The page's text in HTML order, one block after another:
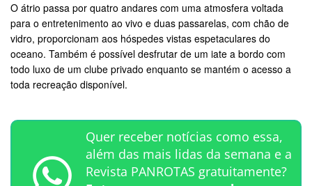
O átrio passa por quatro andares com uma atmosfera voltada
para o entretenimento ao vivo e duas passarelas, com chão de
vidro, proporcionam aos hóspedes vistas espetaculares do
oceano. Também é possível desfrutar de um iate a bordo com
todo luxo de um clube privado enquanto se mantém o acesso a
toda recreação disponível.
Quer receber notícias como essa,
além das mais lidas da semana e a
Revista PANROTAS gratuitamente?